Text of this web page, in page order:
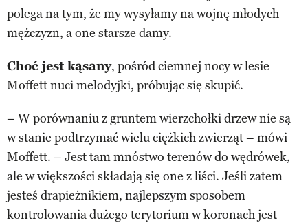
polega na tym, że my wysyłamy na wojnę młodych
mężczyzn, a one starsze damy.
Choć jest kąsany, pośród ciemnej nocy w lesie
Moffett nuci melodyjki, próbując się skupić.
– W porównaniu z gruntem wierzchołki drzew nie są
w stanie podtrzymać wielu ciężkich zwierząt – mówi
Moffett. – Jest tam mnóstwo terenów do wędrówek,
ale w większości składają się one z liści. Jeśli zatem
jesteś drapieżnikiem, najlepszym sposobem
kontrolowania dużego terytorium w koronach jest